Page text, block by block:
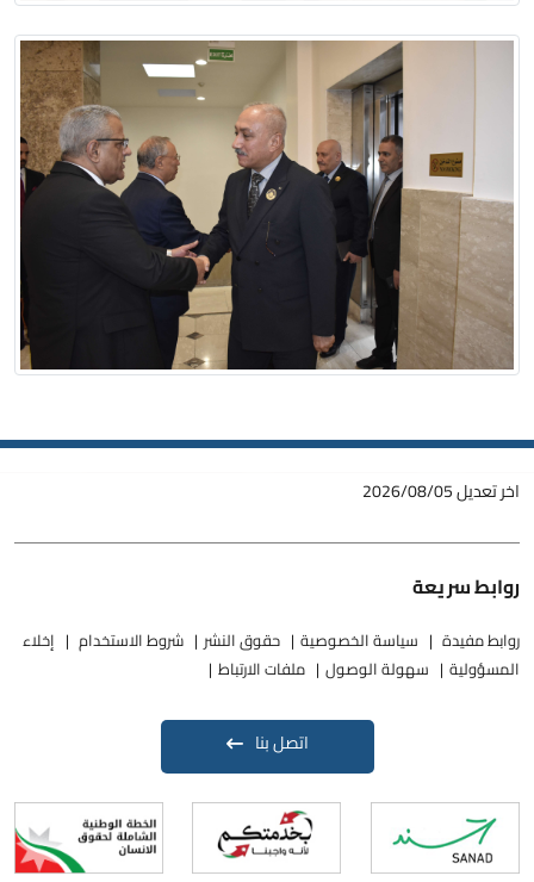
اخر تعديل2026/08/05
روابط سريعة
روابط مفيدة سياسة الخصوصية حقوق النشر شروط الاستخدام
إخلاء
المسؤولية
سهولة الوصول ملفات الارتباط
اتصل بنا